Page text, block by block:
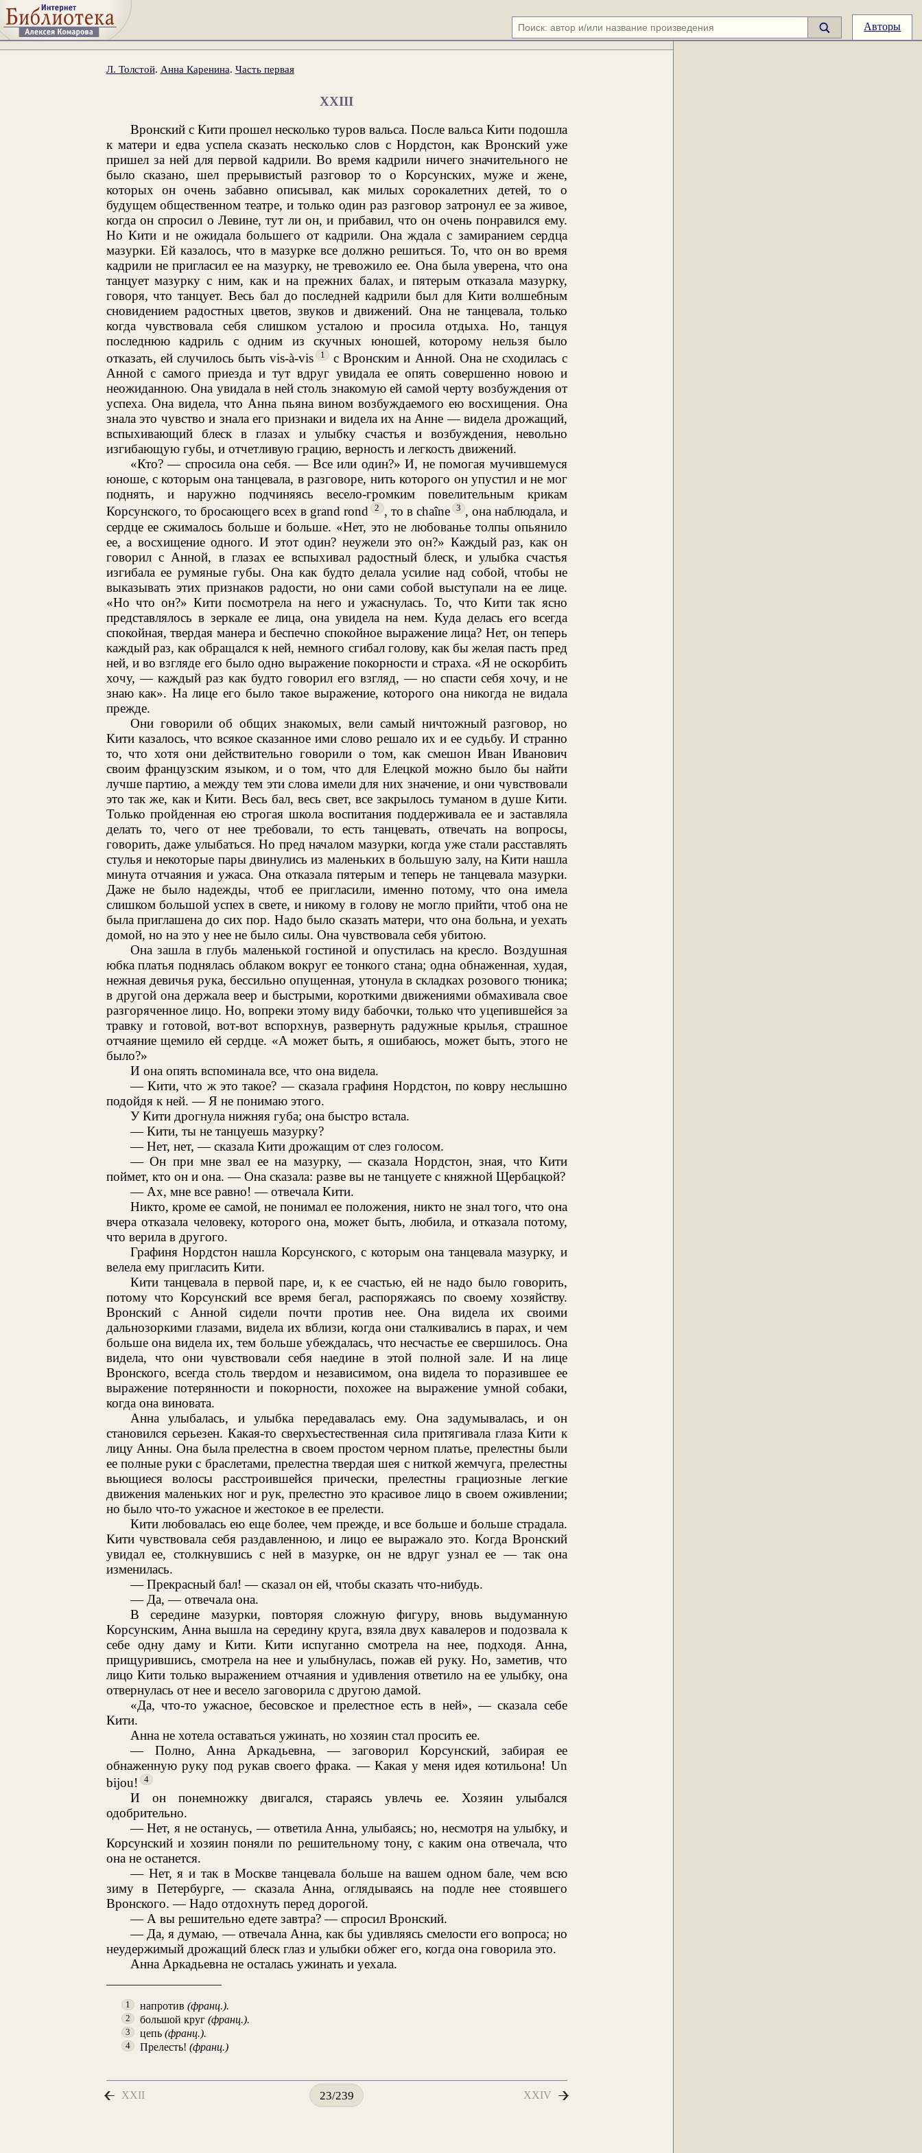
Авторы
Л. Толстой. Анна Каренина. Часть первая
XXIII
Вронский с Кити прошел несколько туров вальса. После вальса Кити подошла
к матери и едва успела сказать несколько слов с Нордстон, как Вронский уже
пришел за ней для первой кадрили. Во время кадрили ничего значительного не
было сказано, шел прерывистый разговор то о Корсунских, муже и жене,
которых он очень забавно описывал, как милых сорокалетних детей, то о
будущем общественном театре, и только один раз разговор затронул ее за живое,
когда он спросил о Левине, тут ли он, и прибавил, что он очень понравился ему.
Но Кити и не ожидала большего от кадрили. Она ждала с замиранием сердца
мазурки. Ей казалось, что в мазурке все должно решиться. То, что он во время
кадрили не пригласил ее на мазурку, не тревожило ее. Она была уверена, что она
танцует мазурку с ним, как и на прежних балах, и пятерым отказала мазурку,
говоря, что танцует. Весь бал до последней кадрили был для Кити волшебным
сновидением радостных цветов, звуков и движений. Она не танцевала, только
когда чувствовала себя слишком усталою и просила отдыха. Но, танцуя
последнюю кадриль с одним из скучных юношей, которому нельзя было
отказать, ей случилось быть vis-à-vis
1 с Вронским и Анной. Она не сходилась с
Анной с самого приезда и тут вдруг увидала ее опять совершенно новою и
неожиданною. Она увидала в ней столь знакомую ей самой черту возбуждения от
успеха. Она видела, что Анна пьяна вином возбуждаемого ею восхищения. Она
знала это чувство и знала его признаки и видела их на Анне — видела дрожащий,
вспыхивающий блеск в глазах и улыбку счастья и возбуждения, невольно
изгибающую губы, и отчетливую грацию, верность и легкость движений.
«Кто? — спросила она себя. — Все или один?» И, не помогая мучившемуся
юноше, с которым она танцевала, в разговоре, нить которого он упустил и не мог
поднять, и наружно подчиняясь весело-громким повелительным крикам
Корсунского, то бросающего всех в grand rond
2 , то в chaîne 3 , она наблюдала, и
сердце ее сжималось больше и больше. «Нет, это не любованье толпы опьянило
ее, а восхищение одного. И этот один? неужели это он?» Каждый раз, как он
говорил с Анной, в глазах ее вспыхивал радостный блеск, и улыбка счастья
изгибала ее румяные губы. Она как будто делала усилие над собой, чтобы не
выказывать этих признаков радости, но они сами собой выступали на ее лице.
«Но что он?» Кити посмотрела на него и ужаснулась. То, что Кити так ясно
представлялось в зеркале ее лица, она увидела на нем. Куда делась его всегда
спокойная, твердая манера и беспечно спокойное выражение лица? Нет, он теперь
каждый раз, как обращался к ней, немного сгибал голову, как бы желая пасть пред
ней, и во взгляде его было одно выражение покорности и страха. «Я не оскорбить
хочу, — каждый раз как будто говорил его взгляд, — но спасти себя хочу, и не
знаю как». На лице его было такое выражение, которого она никогда не видала
прежде.
Они говорили об общих знакомых, вели самый ничтожный разговор, но
Кити казалось, что всякое сказанное ими слово решало их и ее судьбу. И странно
то, что хотя они действительно говорили о том, как смешон Иван Иванович
своим французским языком, и о том, что для Елецкой можно было бы найти
лучше партию, а между тем эти слова имели для них значение, и они чувствовали
это так же, как и Кити. Весь бал, весь свет, все закрылось туманом в душе Кити.
Только пройденная ею строгая школа воспитания поддерживала ее и заставляла
делать то, чего от нее требовали, то есть танцевать, отвечать на вопросы,
говорить, даже улыбаться. Но пред началом мазурки, когда уже стали расставлять
стулья и некоторые пары двинулись из маленьких в большую залу, на Кити нашла
минута отчаяния и ужаса. Она отказала пятерым и теперь не танцевала мазурки.
Даже не было надежды, чтоб ее пригласили, именно потому, что она имела
слишком большой успех в свете, и никому в голову не могло прийти, чтоб она не
была приглашена до сих пор. Надо было сказать матери, что она больна, и уехать
домой, но на это у нее не было силы. Она чувствовала себя убитою.
Она зашла в глубь маленькой гостиной и опустилась на кресло. Воздушная
юбка платья поднялась облаком вокруг ее тонкого стана; одна обнаженная, худая,
нежная девичья рука, бессильно опущенная, утонула в складках розового тюника;
в другой она держала веер и быстрыми, короткими движениями обмахивала свое
разгоряченное лицо. Но, вопреки этому виду бабочки, только что уцепившейся за
травку и готовой, вот-вот вспорхнув, развернуть радужные крылья, страшное
отчаяние щемило ей сердце. «А может быть, я ошибаюсь, может быть, этого не
было?»
И она опять вспоминала все, что она видела.
— Кити, что ж это такое? — сказала графиня Нордстон, по ковру неслышно
подойдя к ней. — Я не понимаю этого.
У Кити дрогнула нижняя губа; она быстро встала.
— Кити, ты не танцуешь мазурку?
— Нет, нет, — сказала Кити дрожащим от слез голосом.
— Он при мне звал ее на мазурку, — сказала Нордстон, зная, что Кити
поймет, кто он и она. — Она сказала: разве вы не танцуете с княжной Щербацкой?
— Ах, мне все равно! — отвечала Кити.
Никто, кроме ее самой, не понимал ее положения, никто не знал того, что она
вчера отказала человеку, которого она, может быть, любила, и отказала потому,
что верила в другого.
Графиня Нордстон нашла Корсунского, с которым она танцевала мазурку, и
велела ему пригласить Кити.
Кити танцевала в первой паре, и, к ее счастью, ей не надо было говорить,
потому что Корсунский все время бегал, распоряжаясь по своему хозяйству.
Вронский с Анной сидели почти против нее. Она видела их своими
дальнозоркими глазами, видела их вблизи, когда они сталкивались в парах, и чем
больше она видела их, тем больше убеждалась, что несчастье ее свершилось. Она
видела, что они чувствовали себя наедине в этой полной зале. И на лице
Вронского, всегда столь твердом и независимом, она видела то поразившее ее
выражение потерянности и покорности, похожее на выражение умной собаки,
когда она виновата.
Анна улыбалась, и улыбка передавалась ему. Она задумывалась, и он
становился серьезен. Какая-то сверхъестественная сила притягивала глаза Кити к
лицу Анны. Она была прелестна в своем простом черном платье, прелестны были
ее полные руки с браслетами, прелестна твердая шея с ниткой жемчуга, прелестны
вьющиеся волосы расстроившейся прически, прелестны грациозные легкие
движения маленьких ног и рук, прелестно это красивое лицо в своем оживлении;
но было что-то ужасное и жестокое в ее прелести.
Кити любовалась ею еще более, чем прежде, и все больше и больше страдала.
Кити чувствовала себя раздавленною, и лицо ее выражало это. Когда Вронский
увидал ее, столкнувшись с ней в мазурке, он не вдруг узнал ее — так она
изменилась.
— Прекрасный бал! — сказал он ей, чтобы сказать что-нибудь.
— Да, — отвечала она.
В середине мазурки, повторяя сложную фигуру, вновь выдуманную
Корсунским, Анна вышла на середину круга, взяла двух кавалеров и подозвала к
себе одну даму и Кити. Кити испуганно смотрела на нее, подходя. Анна,
прищурившись, смотрела на нее и улыбнулась, пожав ей руку. Но, заметив, что
лицо Кити только выражением отчаяния и удивления ответило на ее улыбку, она
отвернулась от нее и весело заговорила с другою дамой.
«Да, что-то ужасное, бесовское и прелестное есть в ней», — сказала себе
Кити.
Анна не хотела оставаться ужинать, но хозяин стал просить ее.
— Полно, Анна Аркадьевна, — заговорил Корсунский, забирая ее
обнаженную руку под рукав своего фрака. — Какая у меня идея котильона! Un
bijou!
4
И он понемножку двигался, стараясь увлечь ее. Хозяин улыбался
одобрительно.
— Нет, я не останусь, — ответила Анна, улыбаясь; но, несмотря на улыбку, и
Корсунский и хозяин поняли по решительному тону, с каким она отвечала, что
она не останется.
— Нет, я и так в Москве танцевала больше на вашем одном бале, чем всю
зиму в Петербурге, — сказала Анна, оглядываясь на подле нее стоявшего
Вронского. — Надо отдохнуть перед дорогой.
— А вы решительно едете завтра? — спросил Вронский.
— Да, я думаю, — отвечала Анна, как бы удивляясь смелости его вопроса; но
неудержимый дрожащий блеск глаз и улыбки обжег его, когда она говорила это.
Анна Аркадьевна не осталась ужинать и уехала.
1 напротив (франц.).
2 большой круг (франц.).
3 цепь (франц.).
4 Прелесть! (франц.)
XXII 23/239 XXIV